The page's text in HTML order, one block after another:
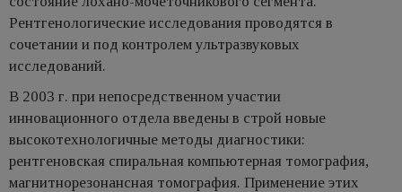
Рентгенологические исследования проводятся в
сочетании и под контролем ультразвуковых
исследований.
В 2003 г. при непосредственном участии
инновационного отдела введены в строй новые
высокотехнологичные методы диагностики:
рентгеновская спиральная компьютерная томография,
магнитнорезонансная томография. Применение этих